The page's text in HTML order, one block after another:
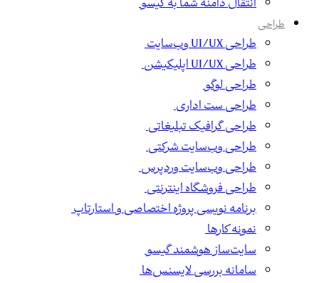
طراحی
طراحی UI/UX وب‌سایت
طراحی UI/UX اپلیکیشن
طراحی لوگو
طراحی ست اداری
طراحی گرافیک تبلیغاتی
طراحی وب‌سایت شرکتی
طراحی وب‌سایت وردپرس
طراحی فروشگاه اینترنتی
برنامه نویسی پروژه اختصاصی و استارتاپ
نمونه کارها
سایت‌ساز هوشمند گیسو
سامانه بررسی لایسنس‌ها